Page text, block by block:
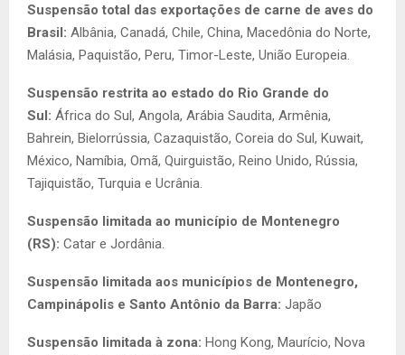
Suspensão total das exportações de carne de aves do
Brasil: Albânia, Canadá, Chile, China, Macedônia do Norte,
Malásia, Paquistão, Peru, Timor-Leste, União Europeia.
Suspensão restrita ao estado do Rio Grande do
Sul: África do Sul, Angola, Arábia Saudita, Armênia,
Bahrein, Bielorrússia, Cazaquistão, Coreia do Sul, Kuwait,
México, Namíbia, Omã, Quirguistão, Reino Unido, Rússia,
Tajiquistão, Turquia e Ucrânia.
Suspensão limitada ao município de Montenegro
(RS): Catar e Jordânia.
Suspensão limitada aos municípios de Montenegro,
Campinápolis e Santo Antônio da Barra: Japão
Suspensão limitada à zona: Hong Kong, Maurício, Nova